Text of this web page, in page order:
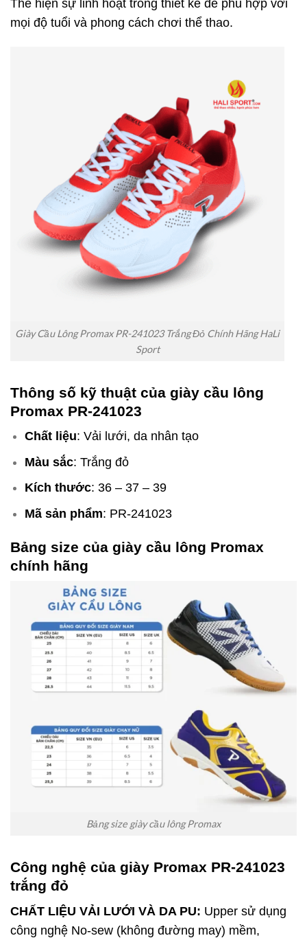
Thể hiện sự linh hoạt trong thiết kế để phù hợp với
mọi độ tuổi và phong cách chơi thể thao.
Giày Cầu Lông Promax PR-241023 Trắng Đỏ Chính Hãng HaLi
Sport
Thông số kỹ thuật của giày cầu lông
Promax PR-241023
Chất liệu: Vải lưới, da nhân tạo
Màu sắc: Trắng đỏ
Kích thước: 36 – 37 – 39
Mã sản phẩm: PR-241023
Bảng size của giày cầu lông Promax
chính hãng
Bảng size giày cầu lông Promax
Công nghệ của giày Promax PR-241023
trắng đỏ
CHẤT LIỆU VẢI LƯỚI VÀ DA PU: Upper sử dụng
công nghệ No-sew (không đường may) mềm,